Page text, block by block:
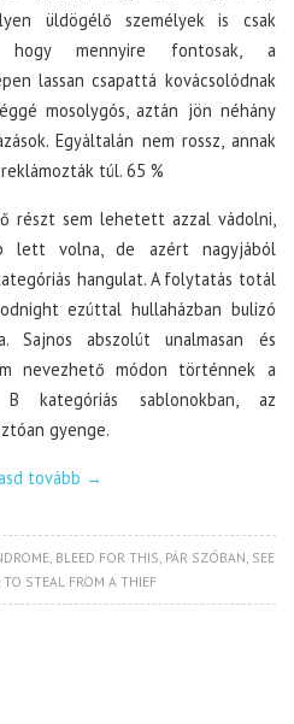
üldögélő személyek is csak
mennyire fontosak, a
lassan csapattá kovácsolódnak
mosolygós, aztán jön néhány
Egyáltalán nem rossz, annak
túl. 65 %
részt sem lehetett azzal vádolni,
lett volna, de azért nagyjából
hangulat. A folytatás totál
ezúttal hullaházban bulizó
Sajnos abszolút unalmasan és
nevezhető módon történnek a
kategóriás sablonokban, az
gyenge.
tovább →
BLEED FOR THIS PÁR SZÓBAN SEE
,TO STEAL FROM A THIEF